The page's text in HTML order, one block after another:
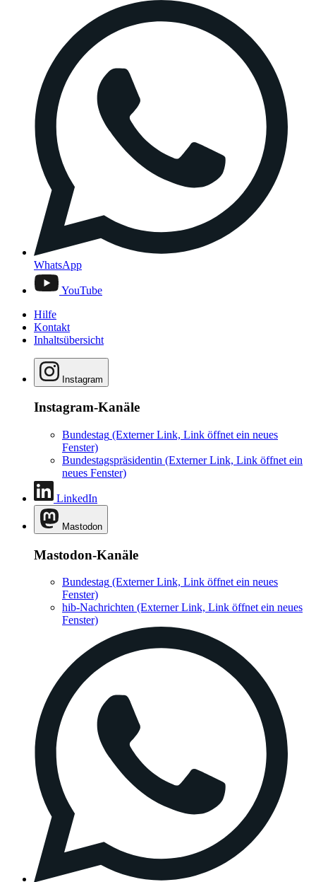
WhatsApp
YouTube
Hilfe
Kontakt
Inhaltsübersicht
Instagram
Instagram-Kanäle
Bundestag (Externer Link, Link öffnet ein neues
Fenster)
Bundestagspräsidentin (Externer Link, Link öffnet ein
neues Fenster)
LinkedIn
Mastodon
Mastodon-Kanäle
Bundestag (Externer Link, Link öffnet ein neues
Fenster)
hib-Nachrichten (Externer Link, Link öffnet ein neues
Fenster)